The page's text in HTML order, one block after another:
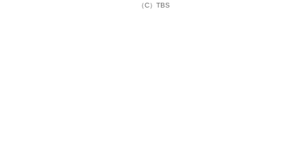
（C）TBS